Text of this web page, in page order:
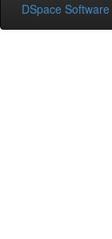
DSpace Software